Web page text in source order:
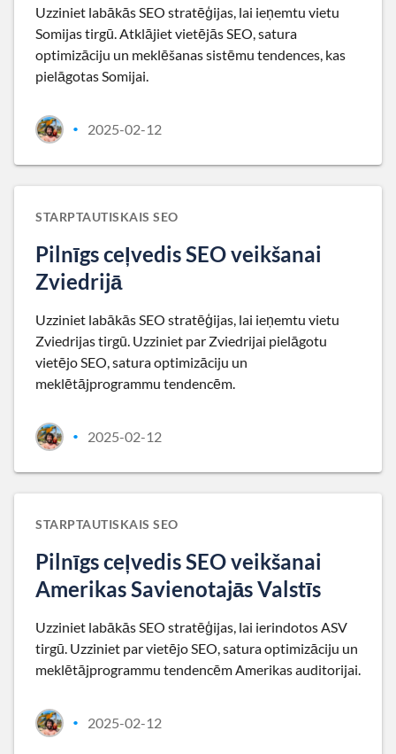
Uzziniet labākās SEO stratēģijas, lai ieņemtu vietu
Somijas tirgū. Atklājiet vietējās SEO, satura
optimizāciju un meklēšanas sistēmu tendences, kas
pielāgotas Somijai.
• 2025-02-12
STARPTAUTISKAIS SEO
Pilnīgs ceļvedis SEO veikšanai
Zviedrijā
Uzziniet labākās SEO stratēģijas, lai ieņemtu vietu
Zviedrijas tirgū. Uzziniet par Zviedrijai pielāgotu
vietējo SEO, satura optimizāciju un
meklētājprogrammu tendencēm.
• 2025-02-12
STARPTAUTISKAIS SEO
Pilnīgs ceļvedis SEO veikšanai
Amerikas Savienotajās Valstīs
Uzziniet labākās SEO stratēģijas, lai ierindotos ASV
tirgū. Uzziniet par vietējo SEO, satura optimizāciju un
meklētājprogrammu tendencēm Amerikas auditorijai.
• 2025-02-12